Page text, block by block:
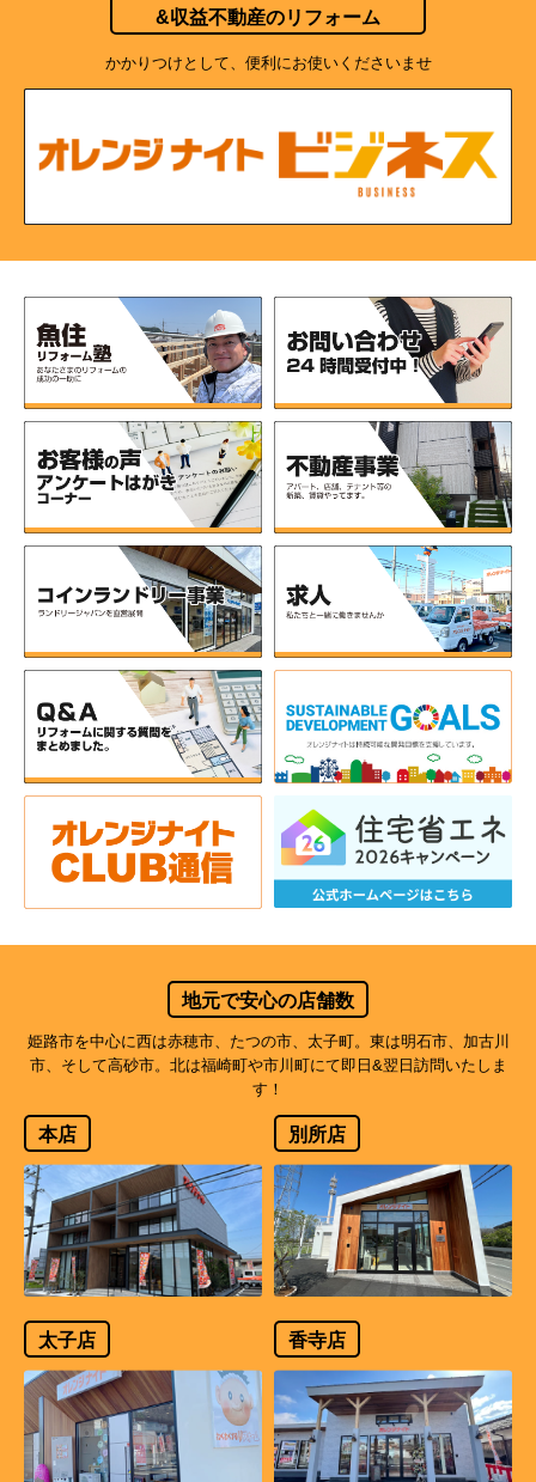
&収益不動産のリフォーム
かかりつけとして、便利にお使いくださいませ
地元で安心の店舗数
姫路市を中心に西は赤穂市、たつの市、太子町。東は明石市、加古川
市、そして高砂市。北は福崎町や市川町にて即日&翌日訪問いたしま
す！
本店 別所店
太子店 香寺店